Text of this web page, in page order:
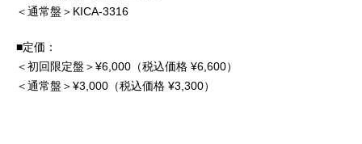
＜通常盤＞KICA-3316
■定価：
＜初回限定盤＞¥6,000（税込価格 ¥6,600）
＜通常盤＞¥3,000（税込価格 ¥3,300）